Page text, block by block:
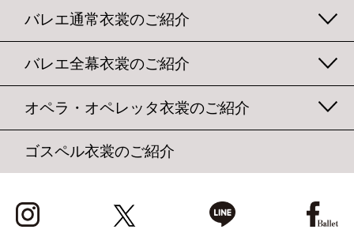
バレエ通常衣裳のご紹介
バレエ全幕衣裳のご紹介
オペラ・オペレッタ衣裳のご紹介
ゴスペル衣裳のご紹介